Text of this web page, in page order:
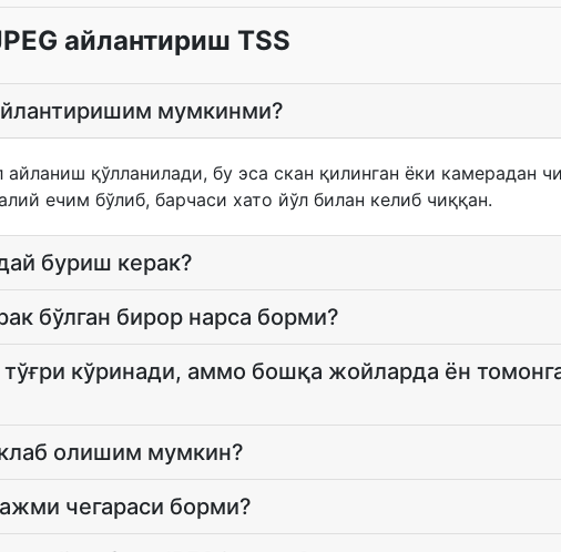
айлантириш TSS
мумкинми?
қўлланилади, бу эса скан қилинган ёки камерадан
ечим бўлиб, барчаси хато йўл билан келиб чиққан.
буриш керак?
бўлган бирор нарса борми?
кўринади, аммо бошқа жойларда ён
олишим мумкин?
чегараси борми?